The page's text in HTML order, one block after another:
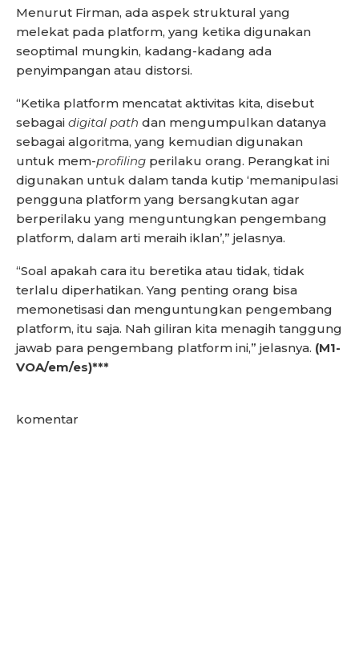
Menurut Firman, ada aspek struktural yang
melekat pada platform, yang ketika digunakan
seoptimal mungkin, kadang-kadang ada
penyimpangan atau distorsi.
“Ketika platform mencatat aktivitas kita, disebut
sebagai digital path dan mengumpulkan datanya
sebagai algoritma, yang kemudian digunakan
untuk mem-profiling perilaku orang. Perangkat ini
digunakan untuk dalam tanda kutip ‘memanipulasi
pengguna platform yang bersangkutan agar
berperilaku yang menguntungkan pengembang
platform, dalam arti meraih iklan’,” jelasnya.
“Soal apakah cara itu beretika atau tidak, tidak
terlalu diperhatikan. Yang penting orang bisa
memonetisasi dan menguntungkan pengembang
platform, itu saja. Nah giliran kita menagih tanggung
jawab para pengembang platform ini,” jelasnya. (M1-
VOA/em/es)***
komentar